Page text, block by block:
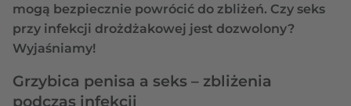
mogą bezpiecznie powrócić do zbliżeń. Czy seks
przy infekcji drożdżakowej jest dozwolony?
Wyjaśniamy!
Grzybica penisa a seks – zbliżenia
podczas infekcji